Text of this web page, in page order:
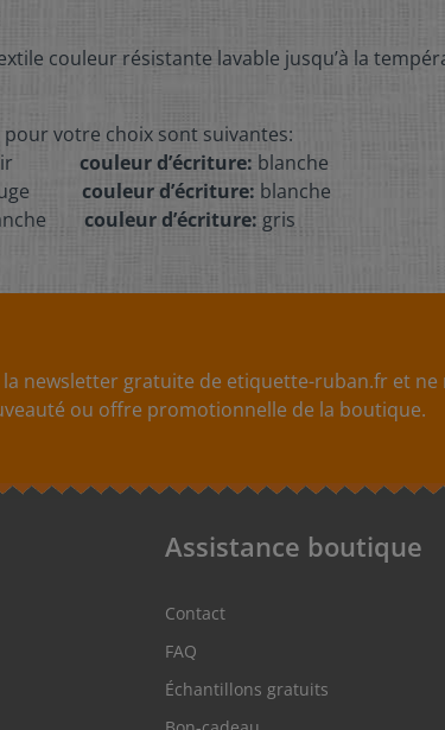
couleur résistante lavable jusqu’à la
votre choix sont suivantes:
couleur d’écriture: blanche
couleur d’écriture: blanche
couleur d’écriture: gris
la newsletter gratuite de etiquette-ruban.fr et ne
ou offre promotionnelle de la boutique.
Assistance boutique
Contact
FAQ
Échantillons gratuits